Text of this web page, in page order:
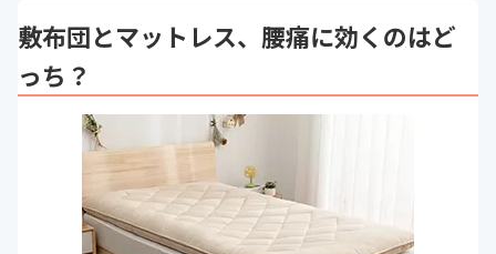
敷布団とマットレス、腰痛に効くのはど
っち？